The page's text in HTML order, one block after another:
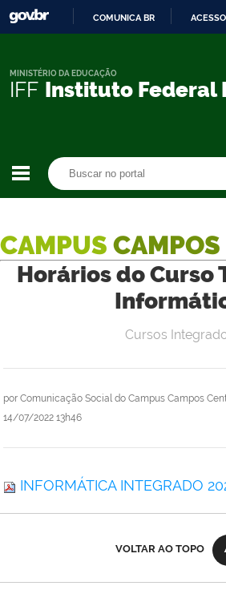
COMUNICA BR
IFF Instituto Federal
MINISTÉRIO DA EDUCAÇÃO
CAMPUS
Horários do Curso
por Comunicação Social do Campus Campos
14/07/2022 13h46
Cursos
INFORMÁTICA INTEGRADO
VOLTAR AO TOPO